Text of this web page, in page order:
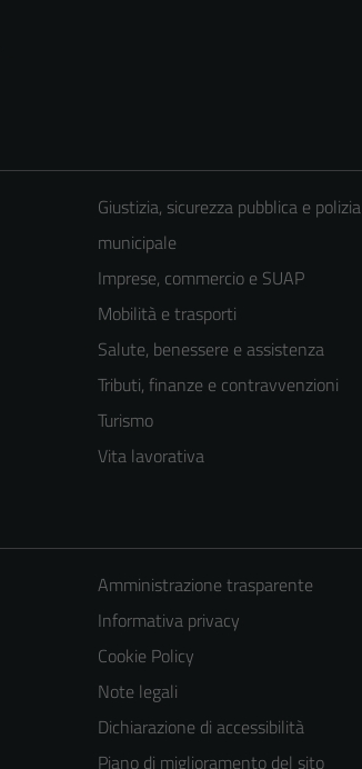
Giustizia, sicurezza pubblica e polizia
municipale
Imprese, commercio e SUAP
Mobilità e trasporti
Salute, benessere e assistenza
Tributi, finanze e contravvenzioni
Turismo
Vita lavorativa
Amministrazione trasparente
Informativa privacy
Cookie Policy
Note legali
Dichiarazione di accessibilità
Piano di miglioramento del sito